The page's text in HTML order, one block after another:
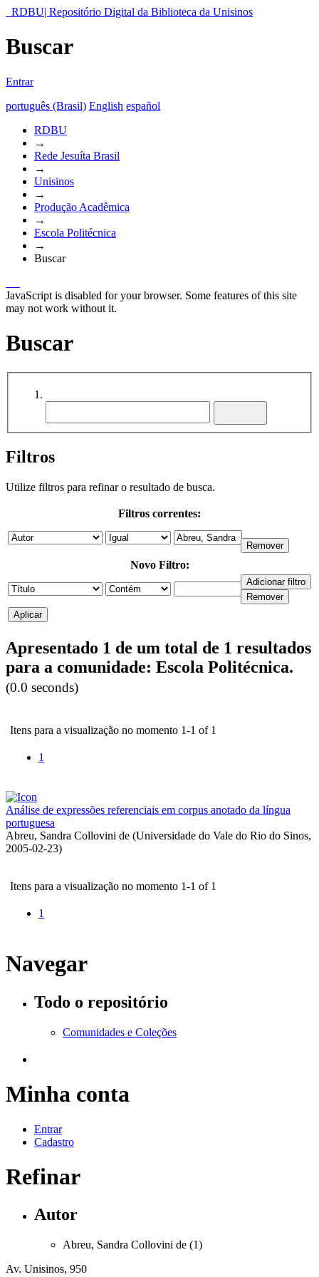
RDBU| Repositório Digital da Biblioteca da Unisinos
Buscar
Entrar
português (Brasil) English español
RDBU
→
Rede Jesuíta Brasil
→
Unisinos
→
Produção Acadêmica
→
Escola Politécnica
→
Buscar
JavaScript is disabled for your browser. Some features of this site
may not work without it.
Buscar
Filtros
Utilize filtros para refinar o resultado de busca.
Filtros correntes:
Novo Filtro:
Apresentado 1 de um total de 1 resultados
para a comunidade: Escola Politécnica.
(0.0 seconds)
Itens para a visualização no momento 1-1 of 1
1
Análise de expressões referenciais em corpus anotado da língua
portuguesa
Abreu, Sandra Collovini de (Universidade do Vale do Rio do Sinos,
2005-02-23)
Itens para a visualização no momento 1-1 of 1
1
Navegar
Todo o repositório
Comunidades e Coleções
Minha conta
Entrar
Cadastro
Refinar
Autor
Abreu, Sandra Collovini de (1)
Av. Unisinos, 950